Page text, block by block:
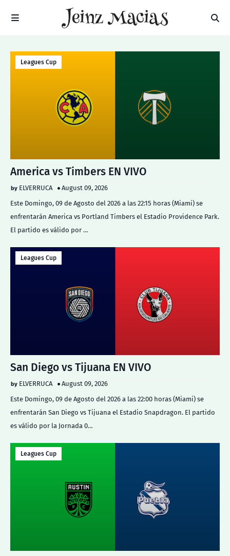
Leagues Cup
America vs Timbers EN VIVO
ELVERRUCA
August 09, 2026
Este Domingo, 09 de Agosto del 2026 a las 22:15 horas (Miami) se
enfrentarán America vs Portland Timbers el Estadio Providence Park.
El partido es válido por …
Leagues Cup
San Diego vs Tijuana EN VIVO
ELVERRUCA
August 09, 2026
Este Domingo, 09 de Agosto del 2026 a las 22:00 horas (Miami) se
enfrentarán San Diego vs Tijuana el Estadio Snapdragon. El partido
es válido por la Jornada 0…
Leagues Cup